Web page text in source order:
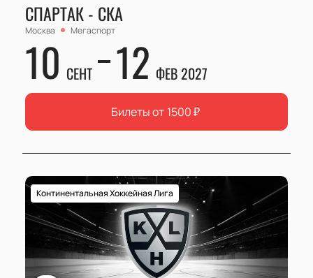
СПАРТАК - СКА
Москва Мегаспорт
10 СЕНТ 12 ФЕВ 2027
Билеты от 1500₽
Континентальная Хоккейная Лига